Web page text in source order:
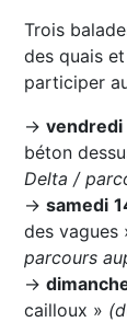
Trois
des quais
participer
→vendredi
béton
Delta /
→samedi
des vagues
parcours
→
cailloux »